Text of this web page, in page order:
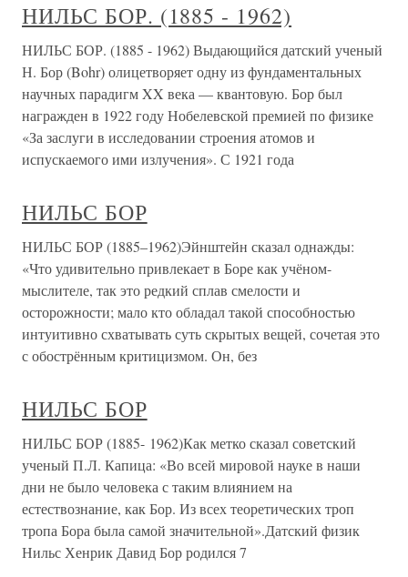
НИЛЬС БОР. (1885 - 1962)
НИЛЬС БОР. (1885 - 1962) Выдающийся датский ученый
Н. Бор (Bohr) олицетворяет одну из фундаментальных
научных парадигм XX века — квантовую. Бор был
награжден в 1922 году Нобелевской премией по физике
«За заслуги в исследовании строения атомов и
испускаемого ими излучения». С 1921 года
НИЛЬС БОР
НИЛЬС БОР (1885–1962)Эйнштейн сказал однажды:
«Что удивительно привлекает в Боре как учёном-
мыслителе, так это редкий сплав смелости и
осторожности; мало кто обладал такой способностью
интуитивно схватывать суть скрытых вещей, сочетая это
с обострённым критицизмом. Он, без
НИЛЬС БОР
НИЛЬС БОР (1885- 1962)Как метко сказал советский
ученый П.Л. Капица: «Во всей мировой науке в наши
дни не было человека с таким влиянием на
естествознание, как Бор. Из всех теоретических троп
тропа Бора была самой значительной».Датский физик
Нильс Хенрик Давид Бор родился 7